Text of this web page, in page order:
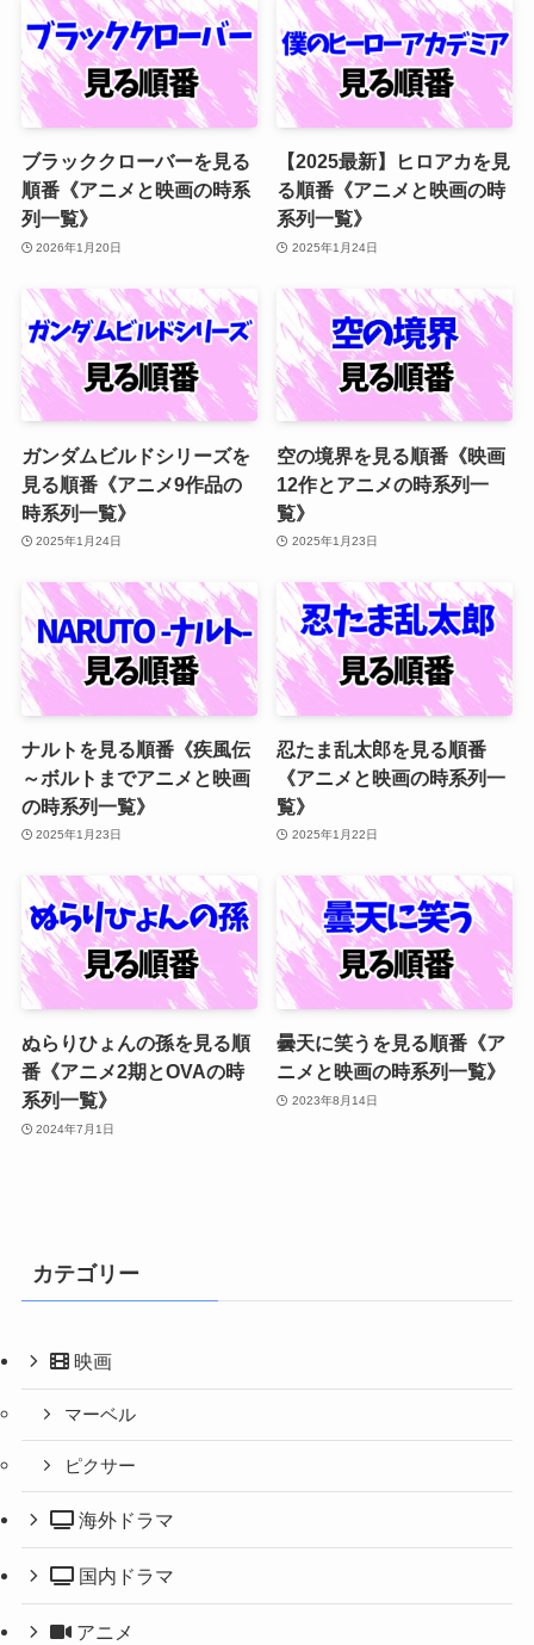
ブラッククローバーを見る
順番《アニメと映画の時系
列一覧》
2026年1月20日
【2025最新】ヒロアカを見
る順番《アニメと映画の時
系列一覧》
2025年1月24日
ガンダムビルドシリーズを
見る順番《アニメ9作品の
時系列一覧》
2025年1月24日
空の境界を見る順番《映画
12作とアニメの時系列一
覧》
2025年1月23日
ナルトを見る順番《疾風伝
～ボルトまでアニメと映画
の時系列一覧》
2025年1月23日
忍たま乱太郎を見る順番
《アニメと映画の時系列一
覧》
2025年1月22日
ぬらりひょんの孫を見る順
番《アニメ2期とOVAの時
系列一覧》
2024年7月1日
曇天に笑うを見る順番《ア
ニメと映画の時系列一覧》
2023年8月14日
カテゴリー
映画
マーベル
ピクサー
海外ドラマ
国内ドラマ
アニメ